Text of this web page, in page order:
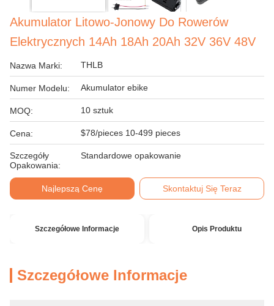
Akumulator Litowo-Jonowy Do Rowerów
Elektrycznych 14Ah 18Ah 20Ah 32V 36V 48V
Nazwa Marki: THLB
Numer Modelu: Akumulator ebike
MOQ: 10 sztuk
Cena: $78/pieces 10-499 pieces
Szczegóły
Opakowania:
Standardowe opakowanie
Najlepszą Cenę Skontaktuj Się Teraz
Szczegółowe Informacje Opis Produktu
Szczegółowe Informacje